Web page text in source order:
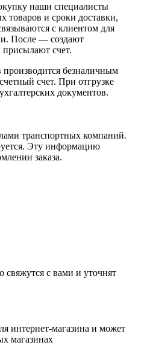
наши специалисты
товаров и сроки доставки,
с клиентом для
После — создают
счет.
безналичным
счет. При отгрузке
документов.
транспортных компаний.
Эту информацию
заказа.
с вами и уточнят
интернет-магазина и может
магазинах